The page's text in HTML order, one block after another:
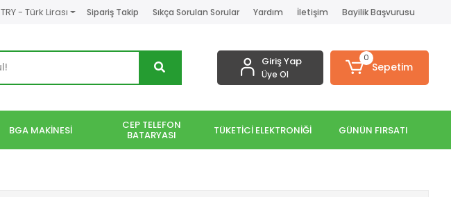
TRY - Türk Lirası Sipariş Takip Sıkça Sorulan Sorular Yardım İletişim Bayilik Başvurusu
Giriş Yap
Üye Ol
0
Sepetim
BGA MAKİNESİ CEP TELEFON
BATARYASI TÜKETİCİ ELEKTRONİĞİ GÜNÜN FIRSATI